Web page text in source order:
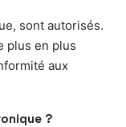
sont autorisés.
plus en plus
aux
?